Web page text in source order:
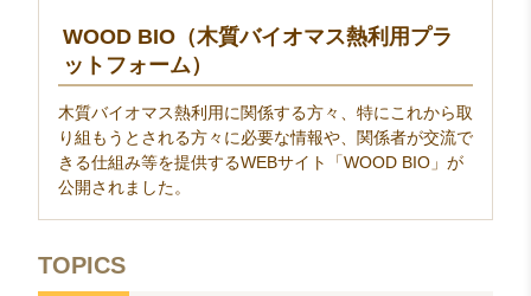
WOOD BIO（木質バイオマス熱利用プラ
ットフォーム）
木質バイオマス熱利用に関係する方々、特にこれから取
り組もうとされる方々に必要な情報や、関係者が交流で
きる仕組み等を提供するWEBサイト「WOOD BIO」が
公開されました。
TOPICS